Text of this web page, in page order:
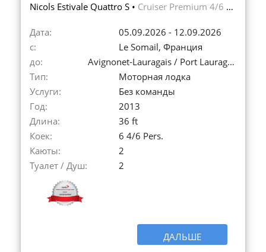
Nicols Estivale Quattro S • Cruiser Premium 4/6 Pers.
Дата:
05.09.2026 - 12.09.2026
с:
Le Somail, Франция
до:
Avignonet-Lauragais / Port Lauragais, Франция
Тип:
Моторная лодка
Услуги:
Без команды
Год:
2013
Длина:
36 ft
Коек:
6 4/6 Pers.
Каюты:
2
Туалет / Душ:
2
ДАЛЬШЕ